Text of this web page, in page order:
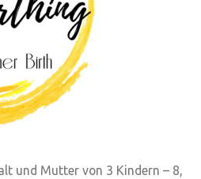
und Mutter von 3 Kindern – 8,